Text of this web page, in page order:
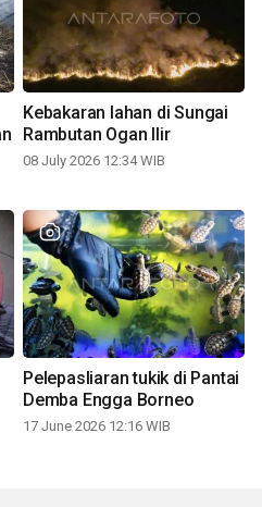
Kebakaran lahan di Sungai
Rambutan Ogan Ilir
08 July 2026 12:34 WIB
Pelepasliaran tukik di Pantai
Demba Engga Borneo
17 June 2026 12:16 WIB